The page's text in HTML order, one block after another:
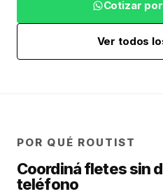
Cotizar
Ver todos
POR QUÉ ROUTIST
Coordiná fletes sin
teléfono